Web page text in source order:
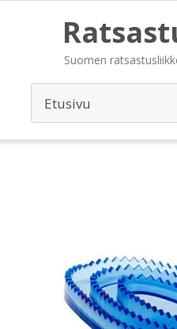
Suomen